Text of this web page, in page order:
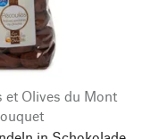
et Olives du Mont